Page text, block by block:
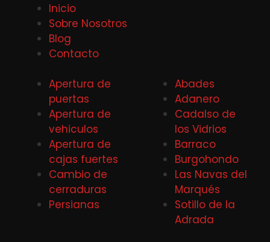
Inicio
Sobre Nosotros
Blog
Contacto
Apertura de
puertas
Apertura de
vehiculos
Apertura de
cajas fuertes
Cambio de
cerraduras
Persianas
Abades
Adanero
Cadalso de
los Vidrios
Barraco
Burgohondo
Las Navas del
Marqués
Sotillo de la
Adrada